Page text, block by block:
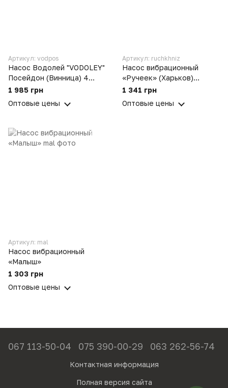
Артикул: vodpos
Насос Водолей "VODOLEY"
Посейдон (Винница) 4
клапана / верхний забор
1 985 грн
Оптовые цены
Артикул: ruchkhniz
Насос вибрационный
«Ручеек» (Харьков)
(нижний забор)
1 341 грн
Оптовые цены
Артикул: mal
Насос вибрационный
«Малыш»
1 303 грн
Оптовые цены
067 113-50-04 075 390-00-29 063 262-56-74
Контактная информация
Полная версия сайта